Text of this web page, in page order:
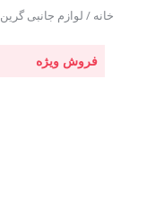
خانه / لوازم جانبی گرین
فروش ویژه